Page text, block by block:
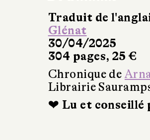
Traduit de
Glénat
30/04/2025
304 pages, 25 €
Chronique de
Librairie
❤ Lu et conseillé